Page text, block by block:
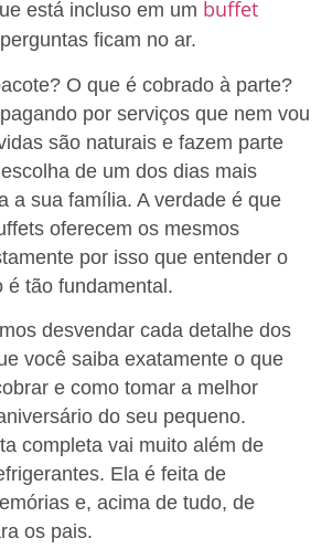
está incluso em um buffet
ficam no ar.
O que é cobrado à parte?
por serviços que nem vou
são naturais e fazem parte
de um dos dias mais
a sua família. A verdade é que
oferecem os mesmos
por isso que entender o
é tão fundamental.
desvendar cada detalhe dos
você saiba exatamente o que
e como tomar a melhor
do seu pequeno.
completa vai muito além de
Ela é feita de
e, acima de tudo, de
os pais.